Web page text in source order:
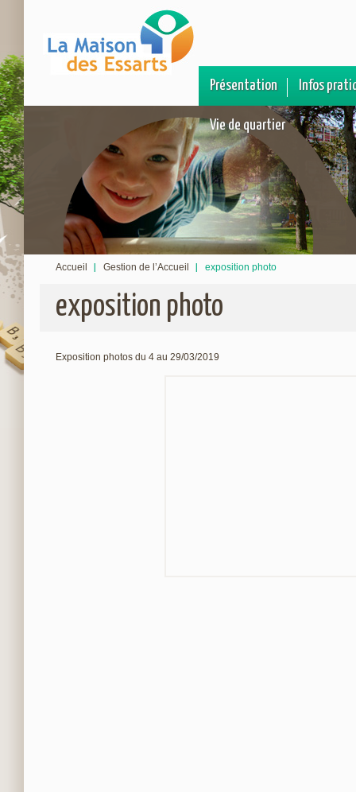
Présentation Infos
Vie de quartier
Accueil Gestion de l’Accueil exposition photo
exposition photo
Exposition photos du 4 au 29/03/2019